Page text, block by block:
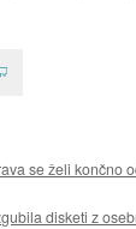
se želi končno
disketi z